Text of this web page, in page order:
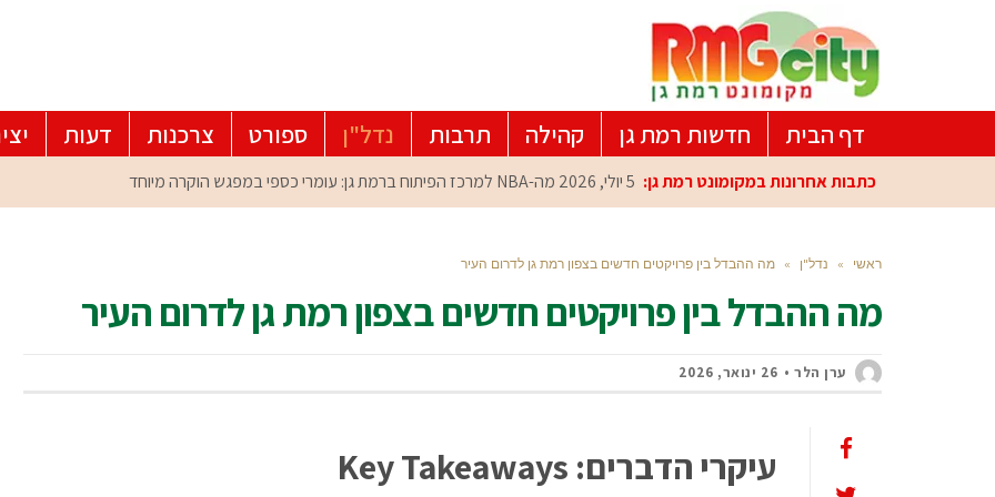
דף הבית חדשות רמת גן קהילה תרבות נדל"ן ספורט צרכנות דעות
כתבות אחרונות במקומונט רמת גן: 5 יולי, 2026 מה-NBA למרכז הפיתוח ברמת גן: עומרי כספי במפגש הוקרה מיוחד
ראשי » נדל"ן » מה ההבדל בין פרויקטים חדשים בצפון רמת גן לדרום העיר
מה ההבדל בין פרויקטים חדשים בצפון רמת גן לדרום העיר
ערן הלר 26 ינואר, 2026
עיקרי הדברים: Key Takeaways